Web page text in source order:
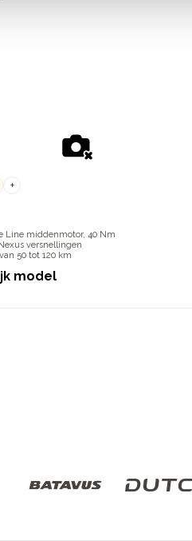
+
Line middenmotor, 40 Nm
versnellingen
50 tot 120 km
model